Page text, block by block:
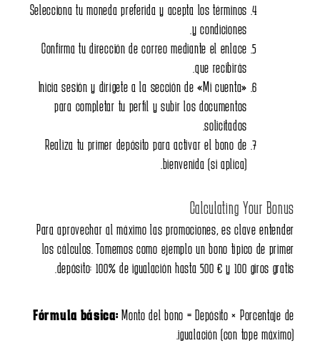
Selecciona tu moneda
Confirma tu dirección de
Inicia sesión y dirígete a la
para completar tu
Realiza tu primer
Para aprovechar al máximo
los cálculos. Tomemos
depósito: 100% de
Fórmula básica: Monto